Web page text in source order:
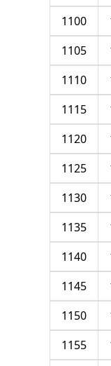
1100
1105
1110
1115
1120
1125
1130
1135
1140
1145
1150
1155